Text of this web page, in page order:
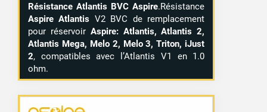
Résistance Atlantis BVC Aspire.Résistance
Aspire Atlantis V2 BVC de remplacement
pour réservoir Aspire: Atlantis, Atlantis 2,
Atlantis Mega, Melo 2, Melo 3, Triton, iJust
2, compatibles avec l’Atlantis V1 en 1.0
ohm.